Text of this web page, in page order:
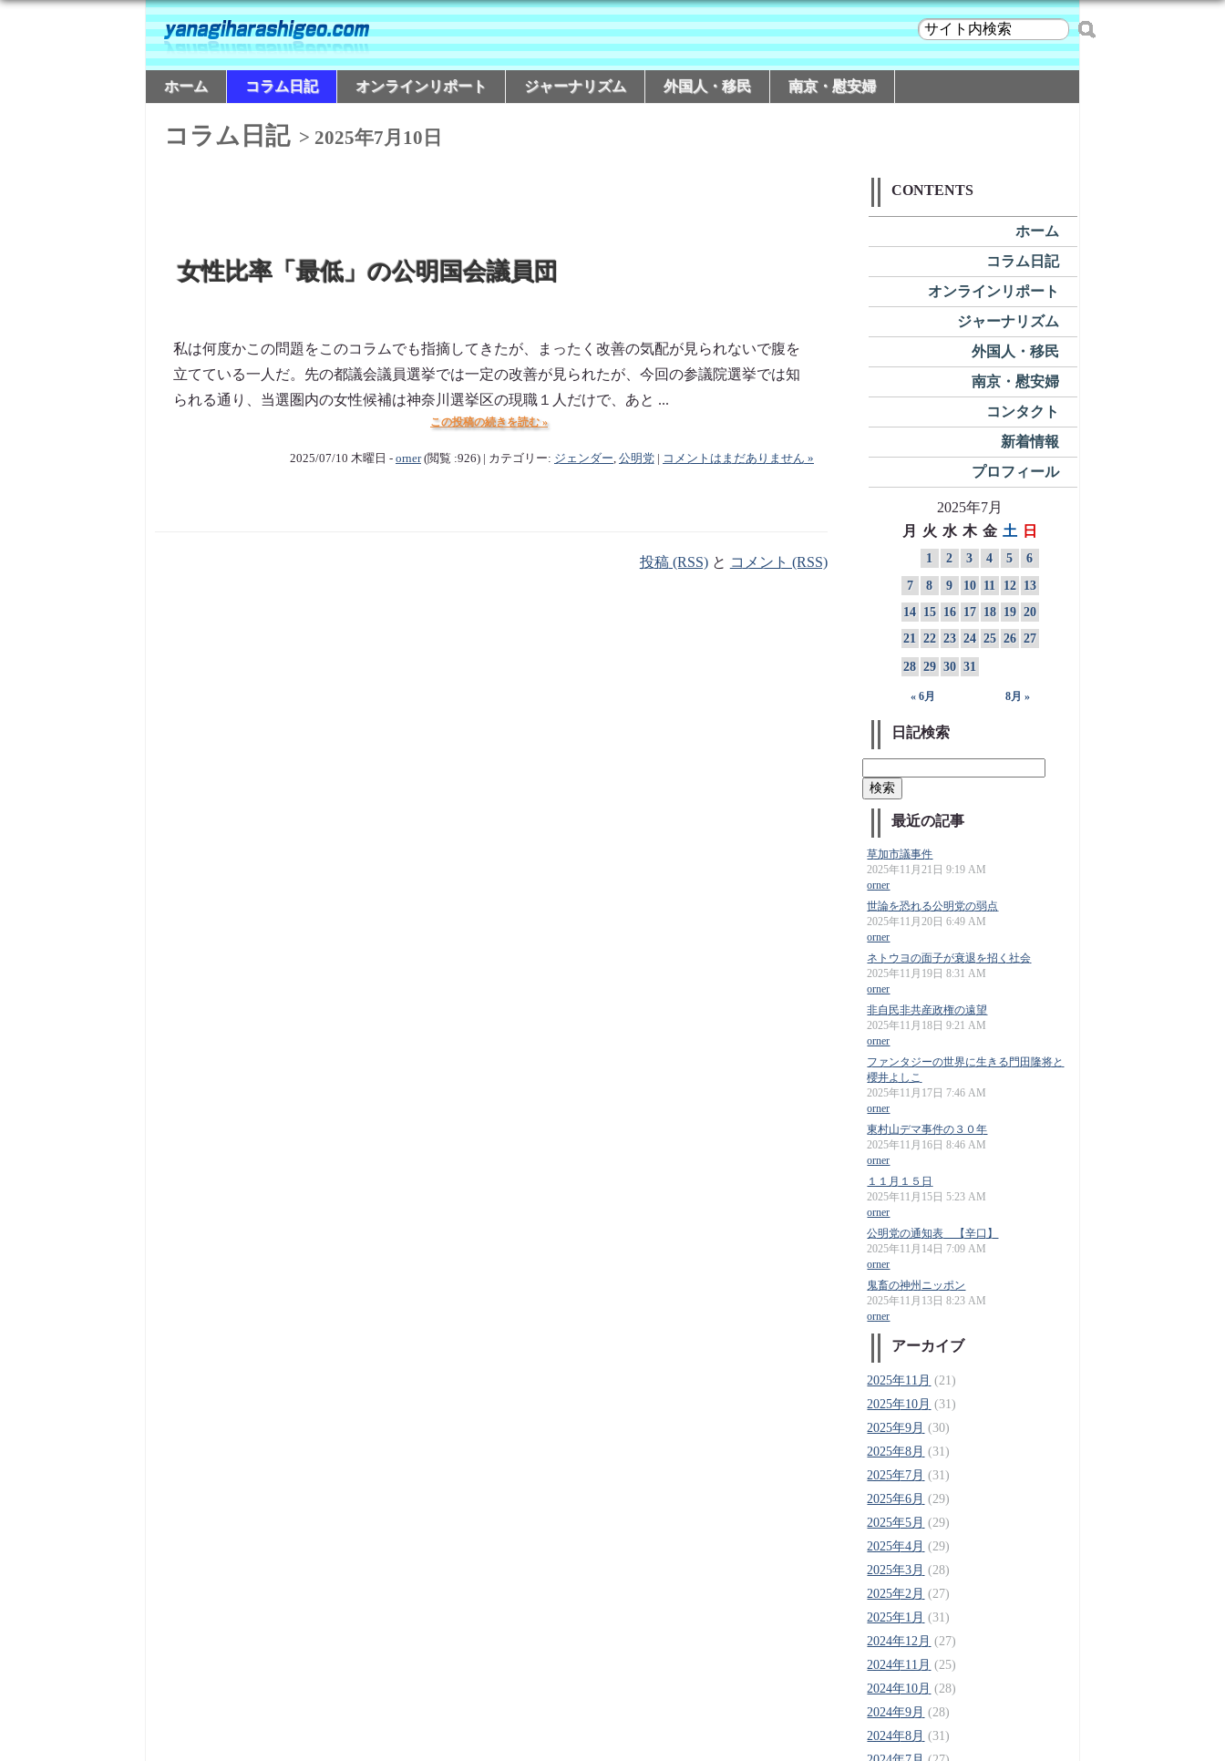
ホーム コラム日記 オンラインリポート ジャーナリズム 外国人・移民 南京・慰安婦
コラム日記> 2025年7月10日
女性比率「最低」の公明国会議員団
私は何度かこの問題をこのコラムでも指摘してきたが、まったく改善の気配が見られないで腹を
立てている一人だ。先の都議会議員選挙では一定の改善が見られたが、今回の参議院選挙では知
られる通り、当選圏内の女性候補は神奈川選挙区の現職１人だけで、あと ...
この投稿の続きを読む »
2025/07/10 木曜日 - orner(閲覧 :926) | カテゴリー: ジェンダー, 公明党| コメントはまだありません »
投稿 (RSS)と コメント (RSS)
CONTENTS
ホーム
コラム日記
オンラインリポート
ジャーナリズム
外国人・移民
南京・慰安婦
コンタクト
新着情報
プロフィール
2025年7月
月 火 水 木 金 土 日
« 6月 8月 »
1 2 3 4 5
6
7
8 9 10 11 12
13
14 15 16 17 18 19 20
21
22 23 24 25 26 27
28 29 30 31
日記検索
最近の記事
草加市議事件
2025年11月21日 9:19 AM
orner
世論を恐れる公明党の弱点
2025年11月20日 6:49 AM
orner
ネトウヨの面子が衰退を招く社会
2025年11月19日 8:31 AM
orner
非自民非共産政権の遠望
2025年11月18日 9:21 AM
orner
ファンタジーの世界に生きる門田隆将と
櫻井よしこ
2025年11月17日 7:46 AM
orner
東村山デマ事件の３０年
2025年11月16日 8:46 AM
orner
１１月１５日
2025年11月15日 5:23 AM
orner
公明党の通知表 【辛口】
2025年11月14日 7:09 AM
orner
鬼畜の神州ニッポン
2025年11月13日 8:23 AM
orner
アーカイブ
2025年11月 (21)
2025年10月 (31)
2025年9月 (30)
2025年8月 (31)
2025年7月 (31)
2025年6月 (29)
2025年5月 (29)
2025年4月 (29)
2025年3月 (28)
2025年2月 (27)
2025年1月 (31)
2024年12月 (27)
2024年11月 (25)
2024年10月 (28)
2024年9月 (28)
2024年8月 (31)